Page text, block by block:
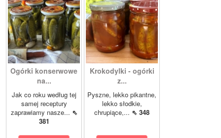
Ogórki konserwowe
na...
Jak co roku według tej
samej receptury
zaprawiamy nasze... ⇖
381
Krokodylki - ogórki
z...
Pyszne, lekko pikantne,
lekko słodkie,
chrupiące,... ⇖ 348